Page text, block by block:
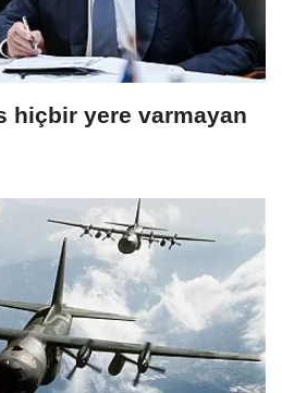
hiçbir yere varmayan